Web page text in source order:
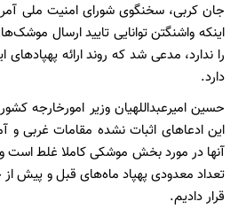
جان کربی، سخنگوی شورای امنیت ملی
اینکه واشنگتن توانایی تایید ارسال
را ندارد، مدعی شد که روند ارائه
دارد.
حسین امیرعبداللهیان وزیر امورخارجه
این ادعاهای اثبات نشده مقامات غربی و
آنها در مورد بخش موشکی کاملا غلط
تعداد معدودی پهپاد ماه‌های قبل و پیش از
قرار دادیم.